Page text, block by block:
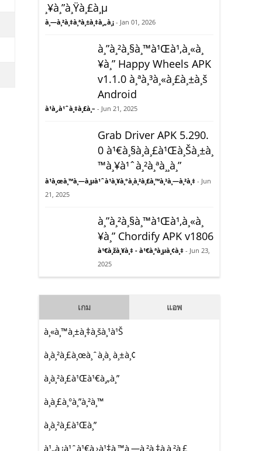
¸¥à¸”à¸Ÿà¸£à¸µ
à¸—à¸²à¸‡à¸ªà¸±à¸‡à¸„à¸¡ - Jan 01, 2026
à¸”à¸²à¸§à¸™à¹Œà¹‚à¸«à¸
¥à¸” Happy Wheels APK
v1.1.0 à¸ªà¸³à¸«à¸£à¸±à¸š
Android
à¹à¸‚à¹ˆà¸‡à¸£à¸– - Jun 21, 2025
Grab Driver APK 5.290.
0 à¹€à¸§à¸­à¸£à¹Œà¸Šà¸±à¸
™à¸¥à¹ˆà¸²à¸ªà¸¸à¸”
à¹à¸œà¸™à¸—à¸µà¹ˆà¹à¸¥à¸°à¸à¸²à¸£à¸™à¸³à¸—à¸²à¸‡ - Jun
21, 2025
à¸”à¸²à¸§à¸™à¹Œà¹‚à¸«à¸
¥à¸” Chordify APK v1806
à¹€à¸žà¸¥à¸‡ - à¹€à¸ªà¸µà¸¢à¸‡ - Jun 23,
2025
เกม แอพ
à¸«à¸™à¸±à¸‡à¸šà¸¹à¹Š
à¸à¸²à¸£à¸œà¸ˆà¸à¸ à¸±à¸¢
à¸­à¸²à¸£à¹Œà¹€à¸„à¸”
à¸à¸£à¸°à¸”à¸²à¸™
à¸à¸²à¸£à¹Œà¸”
à¹„à¸¡à¹ˆà¹€à¸›à¹‡à¸™à¸—à¸²à¸‡à¸à¸²à¸£